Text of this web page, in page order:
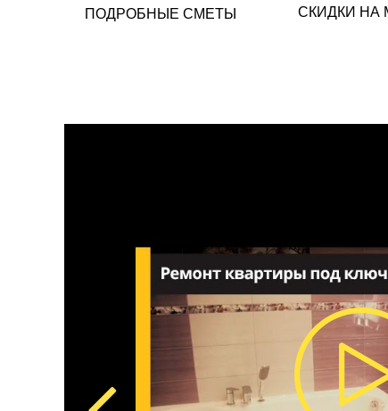
ПОДРОБНЫЕ СМЕТЫ СКИДКИ НА